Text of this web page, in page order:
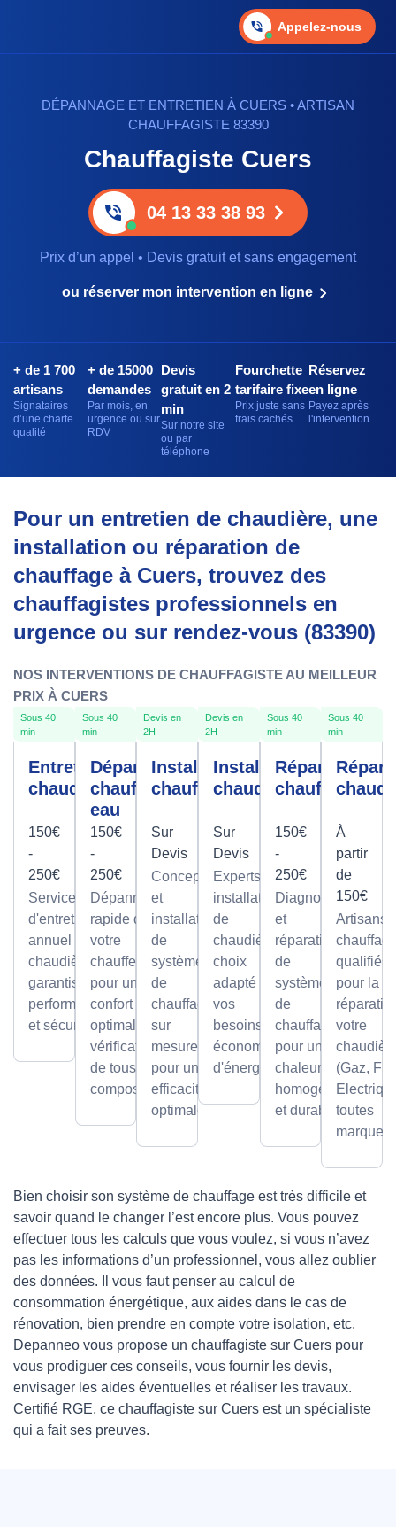
Appelez-nous
DÉPANNAGE ET ENTRETIEN À CUERS • ARTISAN
CHAUFFAGISTE 83390
Chauffagiste Cuers
04 13 33 38 93
Prix d’un appel • Devis gratuit et sans engagement
ou réserver mon intervention en ligne
+ de 1 700
artisans
Signataires
d’une charte
qualité
+ de 15000
demandes
Par mois, en
urgence ou sur
RDV
Devis
gratuit en 2
min
Sur notre site
ou par
téléphone
Fourchette
tarifaire fixe
Prix juste sans
frais cachés
Réservez
en ligne
Payez après
l'intervention
Pour un entretien de chaudière, une
installation ou réparation de
chauffage à Cuers, trouvez des
chauffagistes professionnels en
urgence ou sur rendez-vous (83390)
NOS INTERVENTIONS DE CHAUFFAGISTE AU MEILLEUR
PRIX À CUERS
Sous 40
min
Entretien
chaudière
150€
-
250€
Service
d'entretien
annuel pour
chaudières,
garantissant
performance
et sécurité.
Sous 40
min
Dépannage
chauffe-
eau
150€
-
250€
Dépannage
rapide de
votre
chauffe-eau
pour un
confort
optimal avec
vérification
de tous les
composants.
Devis en
2H
Installation
chauffage
Sur
Devis
Conception
et
installation
de
systèmes
de
chauffage
sur
mesure,
pour une
efficacité
optimale.
Devis en
2H
Installation
chaudière
Sur
Devis
Experts en
installation
de
chaudières,
choix
adapté à
vos
besoins et
économies
d'énergie.
Sous 40
min
Réparation
chauffage
150€
-
250€
Diagnostic
et
réparation
de
systèmes
de
chauffage
pour une
chaleur
homogène
et durable.
Sous 40
min
À
partir
de
150€
Artisans
qualifiés
pour la
votre
(Gaz,
toutes
marques.
Bien choisir son système de chauffage est très difficile et
savoir quand le changer l’est encore plus. Vous pouvez
effectuer tous les calculs que vous voulez, si vous n’avez
pas les informations d’un professionnel, vous allez oublier
des données. Il vous faut penser au calcul de
consommation énergétique, aux aides dans le cas de
rénovation, bien prendre en compte votre isolation, etc.
Depanneo vous propose un chauffagiste sur Cuers pour
vous prodiguer ces conseils, vous fournir les devis,
envisager les aides éventuelles et réaliser les travaux.
Certifié RGE, ce chauffagiste sur Cuers est un spécialiste
qui a fait ses preuves.